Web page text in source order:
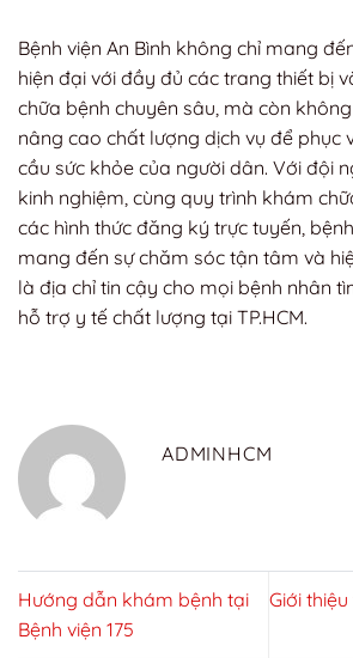
Bệnh viện An Bình không chỉ mang
hiện đại với đầy đủ các trang thiết bị
chữa bệnh chuyên sâu, mà còn
nâng cao chất lượng dịch vụ để phục
cầu sức khỏe của người dân. Với đội
kinh nghiệm, cùng quy trình khám
các hình thức đăng ký trực tuyến,
mang đến sự chăm sóc tận tâm và
là địa chỉ tin cậy cho mọi bệnh nhân
hỗ trợ y tế chất lượng tại TP.HCM.
ADMINHCM
Hướng dẫn khám bệnh tại
Bệnh viện 175
Giới